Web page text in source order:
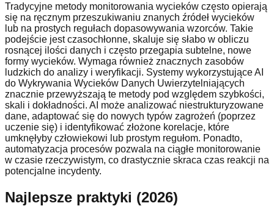
Tradycyjne metody monitorowania wycieków często opierają
się na ręcznym przeszukiwaniu znanych źródeł wycieków
lub na prostych regułach dopasowywania wzorców. Takie
podejście jest czasochłonne, skaluje się słabo w obliczu
rosnącej ilości danych i często przegapia subtelne, nowe
formy wycieków. Wymaga również znacznych zasobów
ludzkich do analizy i weryfikacji. Systemy wykorzystujące AI
do Wykrywania Wycieków Danych Uwierzytelniających
znacznie przewyższają te metody pod względem szybkości,
skali i dokładności. AI może analizować niestrukturyzowane
dane, adaptować się do nowych typów zagrożeń (poprzez
uczenie się) i identyfikować złożone korelacje, które
umknęłyby człowiekowi lub prostym regułom. Ponadto,
automatyzacja procesów pozwala na ciągłe monitorowanie
w czasie rzeczywistym, co drastycznie skraca czas reakcji na
potencjalne incydenty.
Najlepsze praktyki (2026)